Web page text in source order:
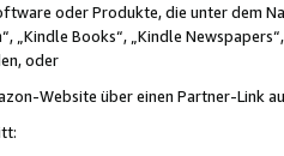
oder Produkte, die unter dem
„Kindle Books“, „Kindle
oder
Website über einen Partner-Link